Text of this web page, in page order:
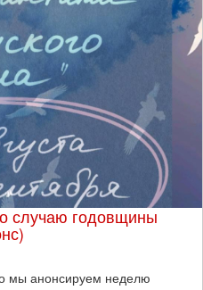
случаю годовщины
мы анонсируем неделю